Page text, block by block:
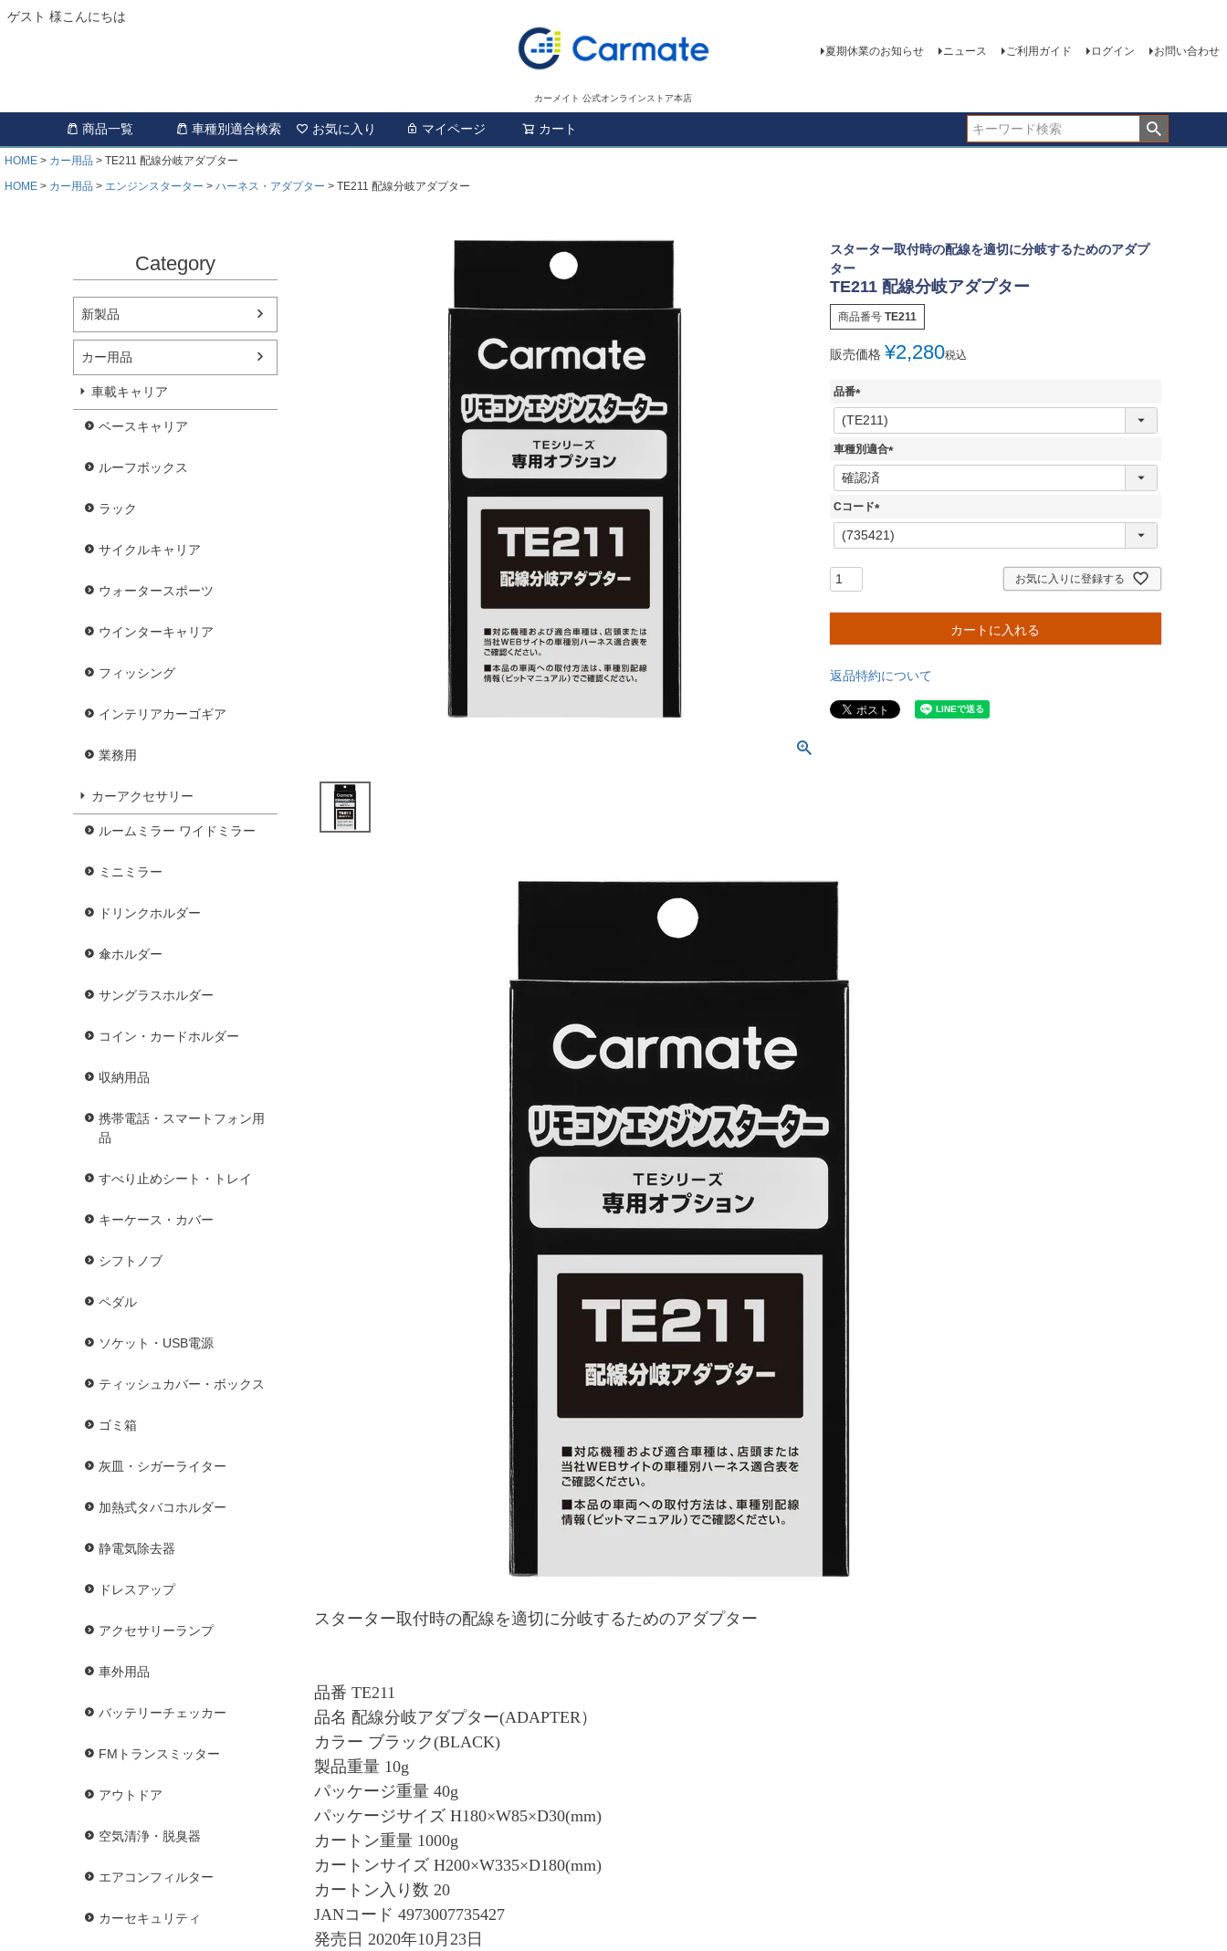
ゲスト 様こんにちは
カーメイト 公式オンラインストア本店
夏期休業のお知らせ ニュース ご利用ガイド ログイン お問い合わせ
商品一覧 車種別適合検索 お気に入り マイページ カート
HOME カー用品
TE211 配線分岐アダプター
HOME
カー用品 エンジンスターター ハーネス・アダプター TE211 配線分岐アダプター
Category
新製品
カー用品
車載キャリア
ベースキャリア
ルーフボックス
ラック
サイクルキャリア
ウォータースポーツ
ウインターキャリア
フィッシング
インテリアカーゴギア
業務用
カーアクセサリー
ルームミラー ワイドミラー
ミニミラー
ドリンクホルダー
傘ホルダー
サングラスホルダー
コイン・カードホルダー
収納用品
携帯電話・スマートフォン用
品
すべり止めシート・トレイ
キーケース・カバー
シフトノブ
ペダル
ソケット・USB電源
ティッシュカバー・ボックス
ゴミ箱
灰皿・シガーライター
加熱式タバコホルダー
静電気除去器
ドレスアップ
アクセサリーランプ
車外用品
バッテリーチェッカー
FMトランスミッター
アウトドア
空気清浄・脱臭器
エアコンフィルター
カーセキュリティ
スターター取付時の配線を適切に分岐するためのアダプ
ター
TE211 配線分岐アダプター
商品番号 TE211
販売価格 ¥2,280税込
品番
(
必
須
車種別適合
(
Cコード
(
必
お気に入りに登録する
カートに入れる
返品特約について
スターター取付時の配線を適切に分岐するためのアダプター
品番 TE211
品名 配線分岐アダプター(ADAPTER）
カラー ブラック(BLACK)
製品重量 10g
パッケージ重量 40g
パッケージサイズ H180×W85×D30(mm)
カートン重量 1000g
カートンサイズ H200×W335×D180(mm)
カートン入り数 20
JANコード 4973007735427
発売日 2020年10月23日